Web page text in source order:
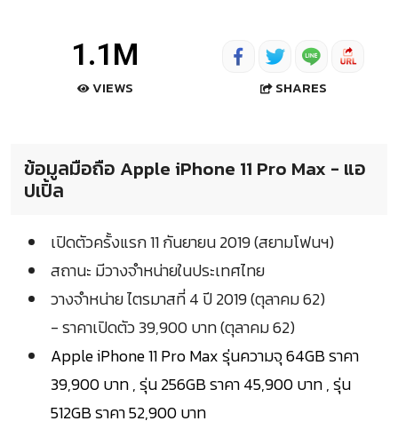
1.1M
VIEWS SHARES
ข้อมูลมือถือ Apple iPhone 11 Pro Max - แอ
ปเปิ้ล
เปิดตัวครั้งแรก 11 กันยายน 2019 (สยามโฟนฯ)
สถานะ มีวางจำหน่ายในประเทศไทย
วางจำหน่าย ไตรมาสที่ 4 ปี 2019 (ตุลาคม 62)
- ราคาเปิดตัว 39,900 บาท (ตุลาคม 62)
Apple iPhone 11 Pro Max รุ่นความจุ 64GB ราคา
39,900 บาท , รุ่น 256GB ราคา 45,900 บาท , รุ่น
512GB ราคา 52,900 บาท